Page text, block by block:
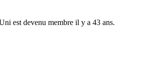
est devenu membre il y a 43 ans.